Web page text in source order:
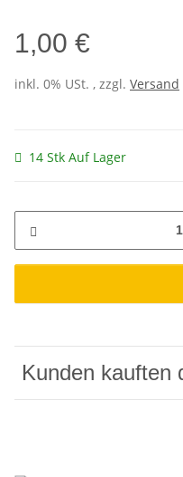
1,00 €
inkl. 0% USt. , zzgl. Versand
14 Stk Auf Lager
Kunden kauften